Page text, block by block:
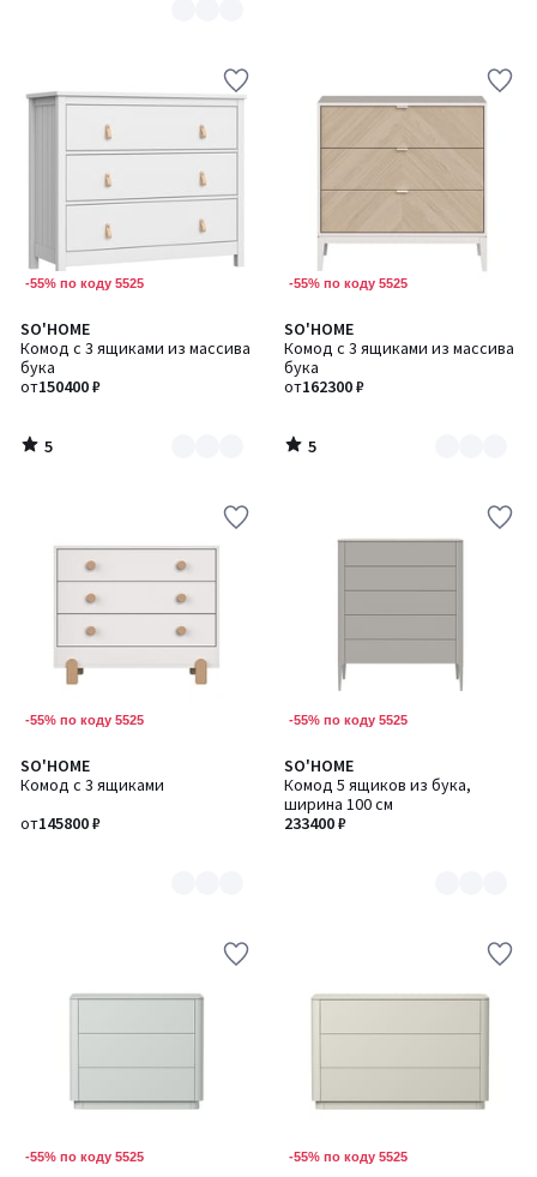
-55% по коду 5525
SO'HOME
Комод с 3 ящиками из массива
бука
от150400 ₽
5
/
5
Количество
цветов:
2
5
/
-55% по коду 5525
SO'HOME
Комод с 3 ящиками из массива
бука
от162300 ₽
5
/
5
Количество
цветов:
2
5
/
-55% по коду 5525
SO'HOME
Комод с 3 ящиками
от145800 ₽
Количество
цветов:
-55% по коду 5525
SO'HOME
Комод 5 ящиков из бука,
ширина 100 см
233400 ₽
Количество
цветов:
6
-55% по коду 5525 -55% по коду 5525